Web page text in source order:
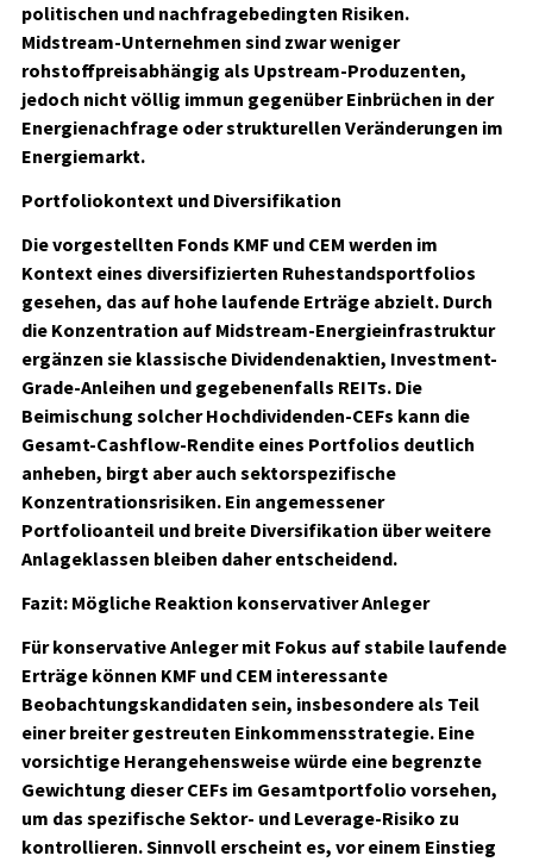
politischen und nachfragebedingten Risiken.
Midstream-Unternehmen sind zwar weniger
rohstoffpreisabhängig als Upstream-Produzenten,
jedoch nicht völlig immun gegenüber Einbrüchen in der
Energienachfrage oder strukturellen Veränderungen im
Energiemarkt.
Portfoliokontext und Diversifikation
Die vorgestellten Fonds KMF und CEM werden im
Kontext eines diversifizierten Ruhestandsportfolios
gesehen, das auf hohe laufende Erträge abzielt. Durch
die Konzentration auf Midstream-Energieinfrastruktur
ergänzen sie klassische Dividendenaktien, Investment-
Grade-Anleihen und gegebenenfalls REITs. Die
Beimischung solcher Hochdividenden-CEFs kann die
Gesamt-Cashflow-Rendite eines Portfolios deutlich
anheben, birgt aber auch sektorspezifische
Konzentrationsrisiken. Ein angemessener
Portfolioanteil und breite Diversifikation über weitere
Anlageklassen bleiben daher entscheidend.
Fazit: Mögliche Reaktion konservativer Anleger
Für konservative Anleger mit Fokus auf stabile laufende
Erträge können KMF und CEM interessante
Beobachtungskandidaten sein, insbesondere als Teil
einer breiter gestreuten Einkommensstrategie. Eine
vorsichtige Herangehensweise würde eine begrenzte
Gewichtung dieser CEFs im Gesamtportfolio vorsehen,
um das spezifische Sektor- und Leverage-Risiko zu
kontrollieren. Sinnvoll erscheint es, vor einem Einstieg